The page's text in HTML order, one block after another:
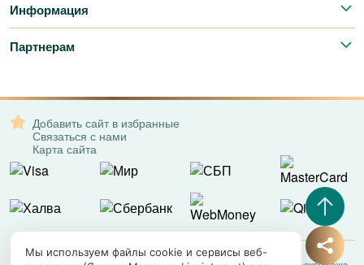
Информация
Партнерам
Добавить сайт в избранные
Связаться с нами
Карта сайта
Мы используем файлы cookie и сервисы веб-